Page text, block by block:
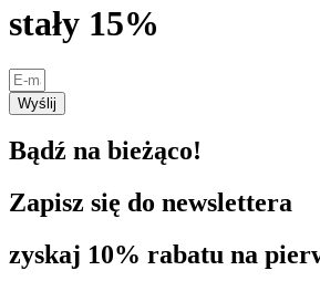
stały 15%
Wyślij
Bądź na bieżąco!
Zapisz się do newslettera
zyskaj 10% rabatu na